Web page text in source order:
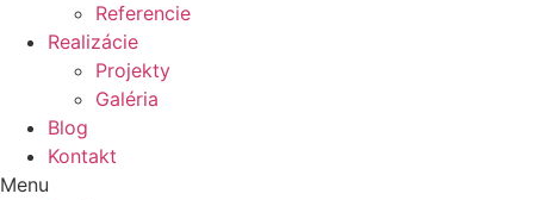
Referencie
Realizácie
Projekty
Galéria
Blog
Kontakt
Menu